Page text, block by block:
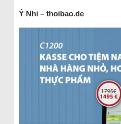
Ý Nhi – thoibao.de